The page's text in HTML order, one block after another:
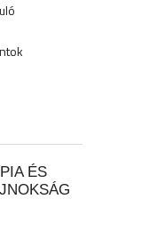
ÉS